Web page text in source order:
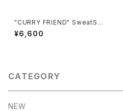
"CURRY FRIEND" SweatShi
rt BLACK
¥6,600
CATEGORY
NEW